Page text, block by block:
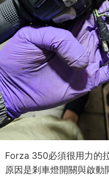
Forza 350必須很用力的
原因是剎車燈開關與啟動